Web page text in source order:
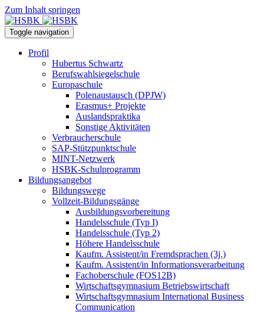
Zum Inhalt springen
Toggle navigation
Profil
Hubertus Schwartz
Berufswahlsiegelschule
Europaschule
Polenaustausch (DPJW)
Erasmus+ Projekte
Auslandspraktika
Sonstige Aktivitäten
Verbraucherschule
SAP-Stützpunktschule
MINT-Netzwerk
HSBK-Schulprogramm
Bildungsangebot
Bildungswege
Vollzeit-Bildungsgänge
Ausbildungsvorbereitung
Handelsschule (Typ I)
Handelsschule (Typ 2)
Höhere Handelsschule
Kaufm. Assistent/in­ Fremdsprachen (3j.)
Kaufm. Assistent/in Informationsverarbeitung
Fachoberschule (FOS12B)
Wirtschaftsgymnasium Betriebswirtschaft
Wirtschaftsgymnasium International Business
Communication